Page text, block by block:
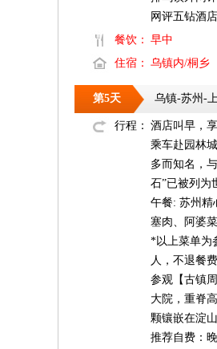
网评五钻酒
餐饮： 早中
住宿： 乌镇内/桐乡
第5天 乌镇-苏州-
行程： 酒店叫早，
乘车赴园林
多而知名，
石”已被列为
午餐: 苏州精
塞肉、阿婆
*以上菜单为
人，不退餐
参观【古镇
大院，重脊
颗镶嵌在淀
推荐自费：